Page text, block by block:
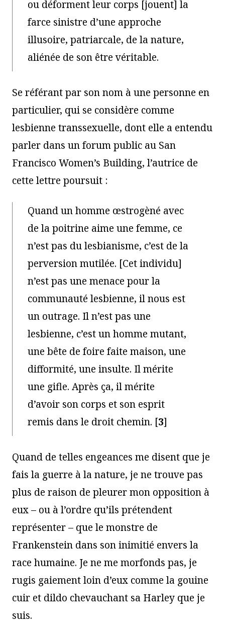
ou déforment leur corps [jouent] la
farce sinistre d’une approche
illusoire, patriarcale, de la nature,
aliénée de son être véritable.
Se référant par son nom à une personne en
particulier, qui se considère comme
lesbienne transsexuelle, dont elle a entendu
parler dans un forum public au San
Francisco Women’s Building, l’autrice de
cette lettre poursuit :
Quand un homme œstrogèné avec
de la poitrine aime une femme, ce
n’est pas du lesbianisme, c’est de la
perversion mutilée. [Cet individu]
n’est pas une menace pour la
communauté lesbienne, il nous est
un outrage. Il n’est pas une
lesbienne, c’est un homme mutant,
une bête de foire faite maison, une
difformité, une insulte. Il mérite
une gifle. Après ça, il mérite
d’avoir son corps et son esprit
remis dans le droit chemin. [3]
Quand de telles engeances me disent que je
fais la guerre à la nature, je ne trouve pas
plus de raison de pleurer mon opposition à
eux – ou à l’ordre qu’ils prétendent
représenter – que le monstre de
Frankenstein dans son inimitié envers la
race humaine. Je ne me morfonds pas, je
rugis gaiement loin d’eux comme la gouine
cuir et dildo chevauchant sa Harley que je
suis.